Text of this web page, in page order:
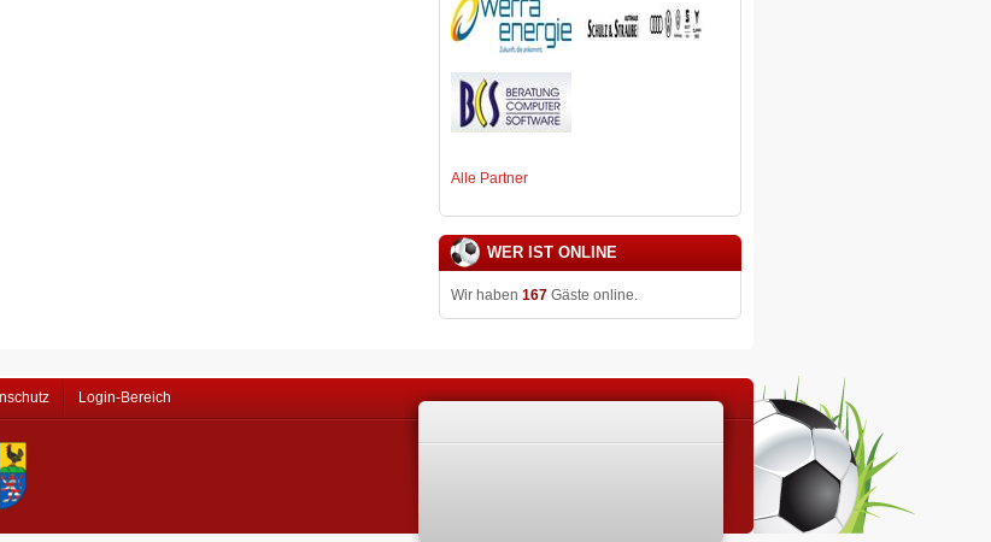
Alle Partner
WER IST ONLINE
Wir haben 167Gäste online.
Login-Bereich